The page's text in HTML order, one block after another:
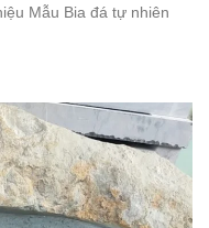
Mẫu Bia đá tự nhiên